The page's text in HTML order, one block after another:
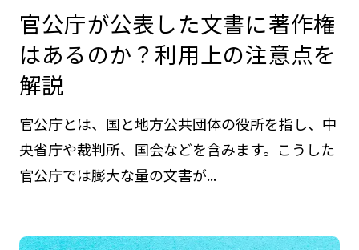
官公庁が公表した文書に著作権
はあるのか？利用上の注意点を
解説
官公庁とは、国と地方公共団体の役所を指し、中
央省庁や裁判所、国会などを含みます。こうした
官公庁では膨大な量の文書が...